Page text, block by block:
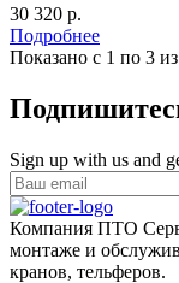
30 320 р.
Подробнее
Показано с 1 по 3
Sign up with us and
Компания ПТО
монтаже и
кранов, тельферов.